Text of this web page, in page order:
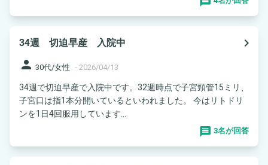
34週 切迫早産 入院中
navigate_next
person 30代/女性 - 2026/04/13
34週で切迫早産で入院中です。32週時点で子宮頸管15ミリ、
子宮口は指1本分開いているといわれました。 今はリトドリ
ンを1日4回服用しています...
3名が回答